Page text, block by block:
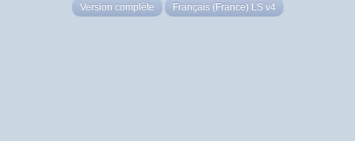
Version complète Français (France) LS v4